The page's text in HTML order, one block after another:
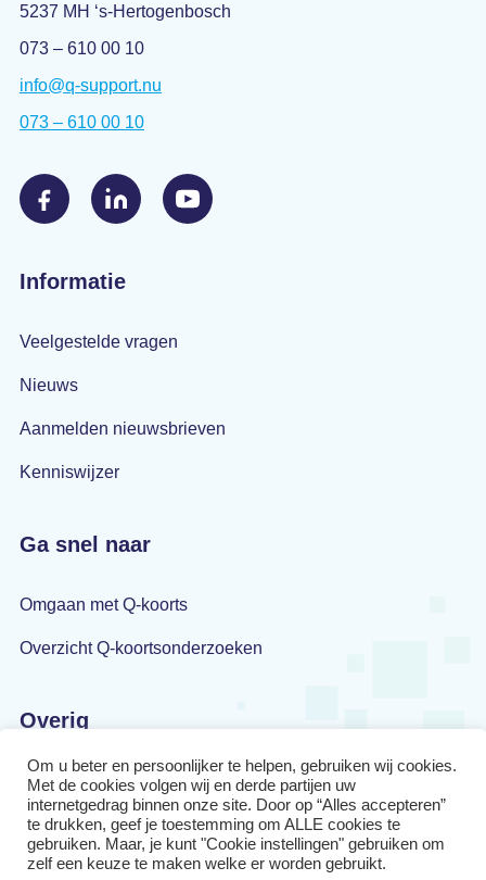
5237 MH ‘s-Hertogenbosch
073 – 610 00 10
info@q-support.nu
073 – 610 00 10
Informatie
Veelgestelde vragen
Nieuws
Aanmelden nieuwsbrieven
Kenniswijzer
Ga snel naar
Omgaan met Q-koorts
Overzicht Q-koortsonderzoeken
Overig
Privacyverklaring
Disclaimer
Cookiebeleid
Om u beter en persoonlijker te helpen, gebruiken wij cookies.
Met de cookies volgen wij en derde partijen uw
internetgedrag binnen onze site. Door op “Alles accepteren”
te drukken, geef je toestemming om ALLE cookies te
gebruiken. Maar, je kunt "Cookie instellingen" gebruiken om
zelf een keuze te maken welke er worden gebruikt.